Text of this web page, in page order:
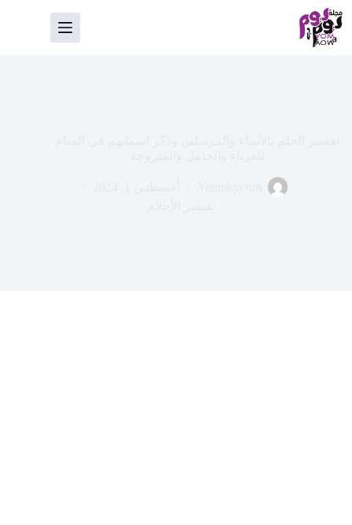
التجاوز
إلى
المحتوى